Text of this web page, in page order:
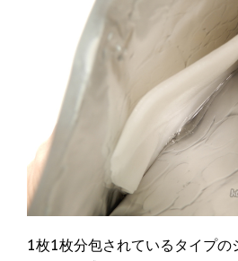
1枚1枚分包されているタイプの